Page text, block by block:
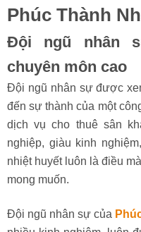
lựa chọn là hình chữ nhật
Lợi ích khi
dịch vụ cho
Phúc Thành
Đội ngũ nhân
chuyên môn cao
đến sự thành của một